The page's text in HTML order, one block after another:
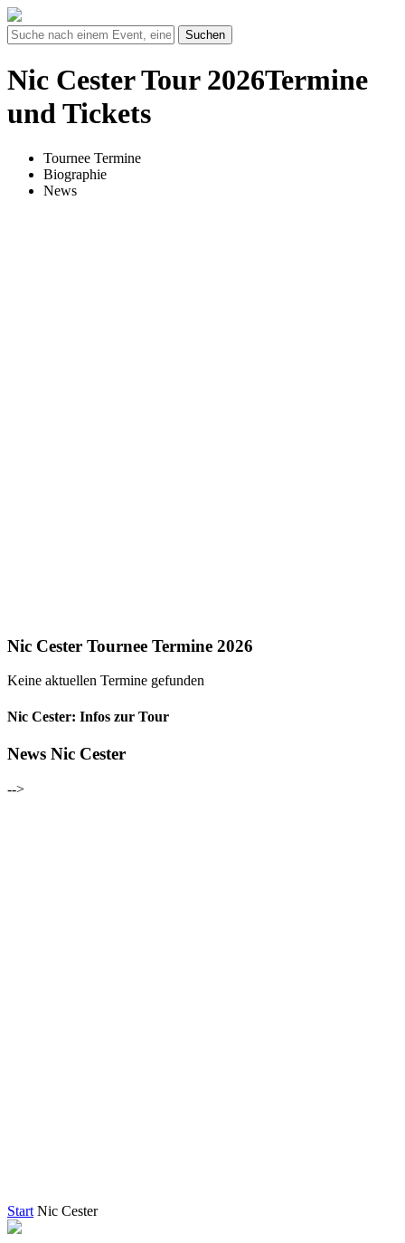
Suchen
Nic Cester Tour 2026Termine
und Tickets
Tournee Termine
Biographie
News
Nic Cester Tournee Termine 2026
Keine aktuellen Termine gefunden
Nic Cester: Infos zur Tour
News Nic Cester
-->
Start Nic Cester